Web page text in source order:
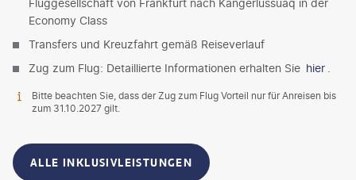
Economy Class
Transfers und Kreuzfahrt gemäß Reiseverlauf
Zug zum Flug: Detaillierte Informationen erhalten Sie hier
Bitte beachten Sie, dass der Zug zum Flug Vorteil nur für Anreisen bis
zum 31.10.2027 gilt.
ALLE INKLUSIVLEISTUNGEN